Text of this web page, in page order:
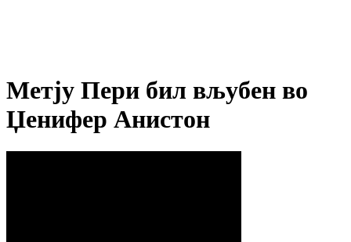
Метју Пери бил вљубен во
Џенифер Анистон